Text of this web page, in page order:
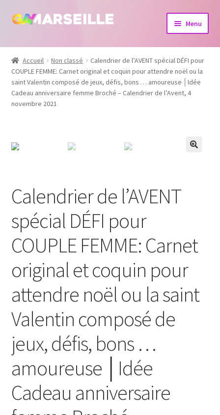
Aller
navigation
Aller
Menu
Boutique
Bijoux
Calendrier
Livres
Accueil Non classé
Calendrier de l’AVENT spécial DÉFI pour
COUPLE FEMME: Carnet original et coquin pour attendre noël ou la
saint Valentin composé de jeux, défis, bons … amoureuse │Idée
Cadeau anniversaire femme Broché – Calendrier de l’Avent, 4
novembre 2021
Calendrier de l’AVENT
spécial DÉFI pour
COUPLE FEMME: Carnet
original et coquin pour
attendre noël ou la saint
Valentin composé de
jeux, défis, bons …
amoureuse │Idée
Cadeau anniversaire